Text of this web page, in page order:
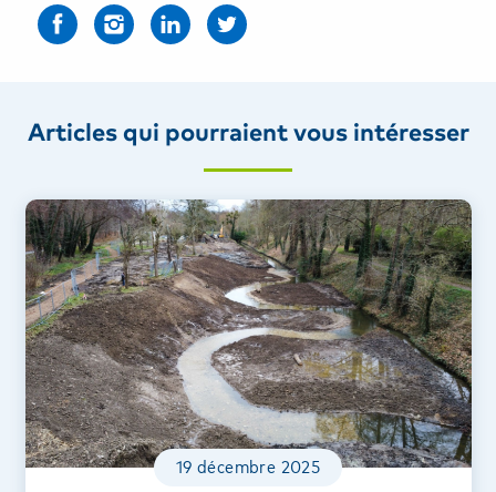
Articles qui pourraient vous intéresser
19 décembre 2025